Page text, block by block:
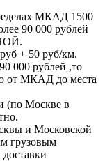
МКАД 1500
90 000 рублей
+ 50 руб/км.
000 рублей ,то
от МКАД до места
(по Москве в
и Московской
грузовым